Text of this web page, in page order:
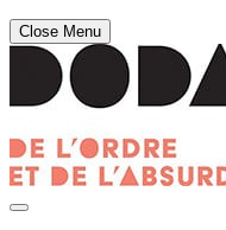
Close Menu